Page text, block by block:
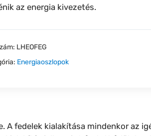
az energia kivezetés.
LHEOFEG
Energiaoszlopok
A fedelek kialakítása mindenkor az